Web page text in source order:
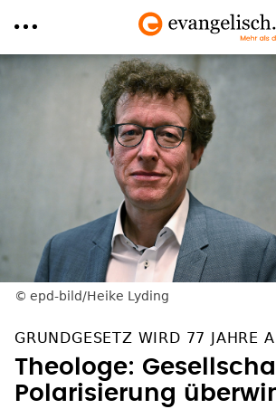
Direkt
epd-bild/Heike Lyding
GRUNDGESETZ WIRD 77 JAHRE
Theologe:
Polarisierung